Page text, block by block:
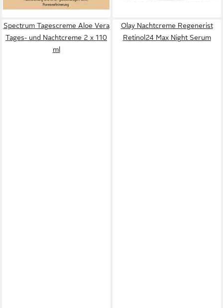
lieferbar - in 3-4 Werktagen bei dir
Spectrum Tagescreme Aloe Vera
Tages- und Nachtcreme 2 x 110
ml
Olay Nachtcreme Regenerist
Retinol24 Max Night Serum